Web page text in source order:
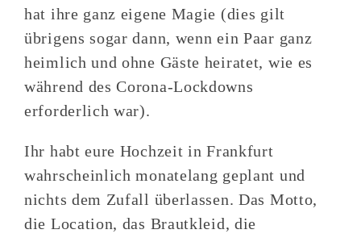
hat ihre ganz eigene Magie (dies gilt
übrigens sogar dann, wenn ein Paar ganz
heimlich und ohne Gäste heiratet, wie es
während des Corona-Lockdowns
erforderlich war).
Ihr habt eure Hochzeit in Frankfurt
wahrscheinlich monatelang geplant und
nichts dem Zufall überlassen. Das Motto,
die Location, das Brautkleid, die